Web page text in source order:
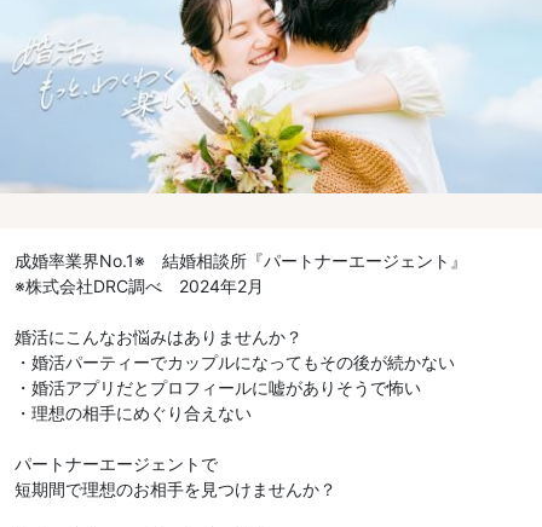
成婚率業界No.1※ 結婚相談所『パートナーエージェント』
※株式会社DRC調べ 2024年2月
婚活にこんなお悩みはありませんか？
・婚活パーティーでカップルになってもその後が続かない
・婚活アプリだとプロフィールに嘘がありそうで怖い
・理想の相手にめぐり合えない
パートナーエージェントで
短期間で理想のお相手を見つけませんか？